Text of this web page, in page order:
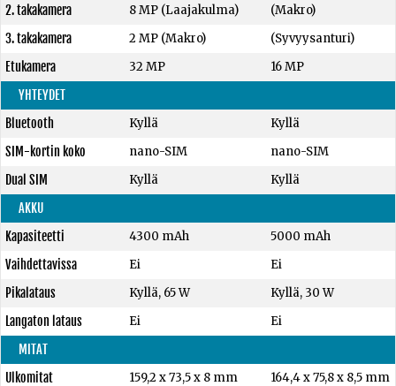
2. takakamera
8 MP (Laajakulma)
(Makro)
3. takakamera
2 MP (Makro)
(Syvyysanturi)
Etukamera
32 MP
16 MP
YHTEYDET
Bluetooth
Kyllä
Kyllä
SIM-kortin koko
nano-SIM
nano-SIM
Dual SIM
Kyllä
Kyllä
AKKU
Kapasiteetti
4300 mAh
5000 mAh
Vaihdettavissa
Ei
Ei
Pikalataus
Kyllä, 65 W
Kyllä, 30 W
Langaton lataus
Ei
Ei
MITAT
Ulkomitat
159,2 x 73,5 x 8 mm
164,4 x 75,8 x 8,5 mm